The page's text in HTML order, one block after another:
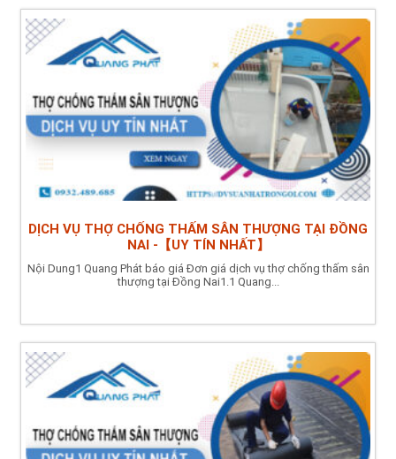
DỊCH VỤ THỢ CHỐNG THẤM SÂN THƯỢNG TẠI ĐỒNG
NAI -【UY TÍN NHẤT】
Nội Dung1 Quang Phát báo giá Đơn giá dịch vụ thợ chống thấm sân
thượng tại Đồng Nai1.1 Quang...